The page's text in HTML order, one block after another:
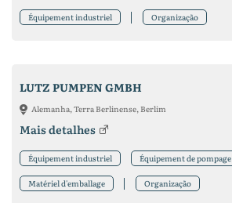
Équipement industriel Organização
LUTZ PUMPEN GMBH
Alemanha, Terra Berlinense, Berlim
Mais detalhes
Équipement industriel Équipement de pompage
Matériel d'emballage Organização